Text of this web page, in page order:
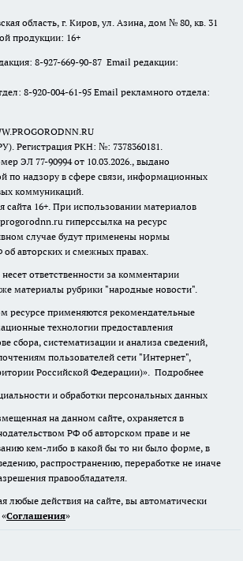
область, г. Киров, ул. Азина, дом № 80, кв. 31
продукции: 16+
8-927-669-90-87 Email редакции:
8-920-004-61-95 Email рекламного отдела:
Регистрация РКН: №: 7378360181.
ЭЛ 77-90994 от 10.03.2026., выдано
по надзору в сфере связи, информационных
коммуникаций.
сайта 16+. При использовании материалов
гиперссылка на ресурс
случае будут применены нормы
об авторских и смежных правах.
ответственности за комментарии
материалы рубрики "народные новости".
ресурсе применяются рекомендательные
технологии предоставления
сбора, систематизации и анализа сведений,
пользователей сети "Интернет",
Российской Федерации)». Подробнее
и обработки персональных данных
на данном сайте, охраняется в
РФ об авторском праве и не
кем-либо в какой бы то ни было форме, в
распространению, переработке не иначе
правообладателя.
любые действия на сайте, вы автоматически
Cоглашения»